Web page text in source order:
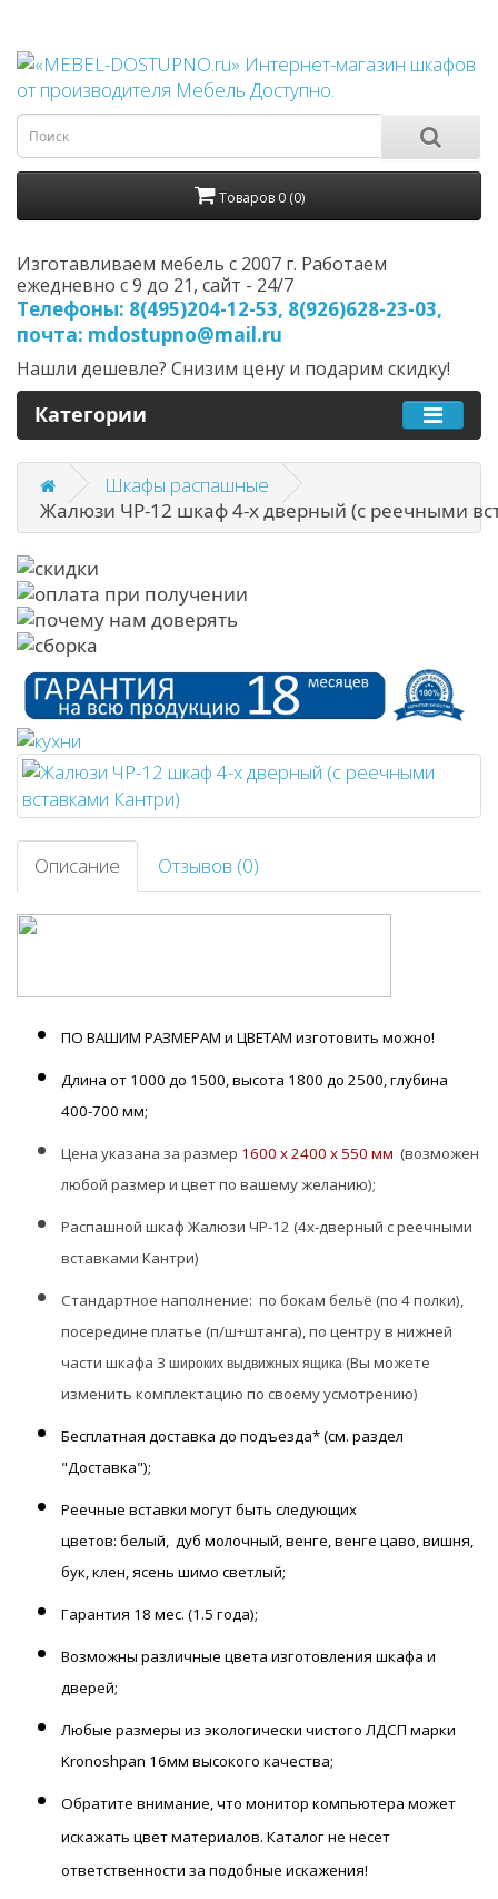
Товаров 0 (0)
Изготавливаем мебель с 2007 г. Работаем
ежедневно с 9 до 21, cайт - 24/7
Телефоны: 8(495)204-12-53, 8(926)628-23-03,
почта: mdostupno@mail.ru
Нашли дешевле? Снизим цену и подарим скидку!
Категории
Шкафы распашные
Жалюзи ЧР-12 шкаф 4-х дверный (с реечными
Описание Отзывов (0)
ПО ВАШИМ РАЗМЕРАМ и ЦВЕТАМ изготовить можно!
Длина от 1000 до 1500, высота 1800 до 2500, глубина
400-700 мм;
Цена указана за размер 1600 х 2400 х 550 мм (возможен
любой размер и цвет по вашему желанию);
Распашной шкаф Жалюзи ЧР-12 (4х-дверный с реечными
вставками Кантри)
Стандартное наполнение: по бокам бельё (по 4 полки),
посередине платье (п/ш+штанга), по центру в нижней
части шкафа 3 широких выдвижных ящика (Вы можете
изменить комплектацию по своему усмотрению)
Бесплатная доставка до подъезда* (см. раздел
"Доставка");
Реечные вставки могут быть следующих
цветов: белый, дуб молочный, венге, венге цаво, вишня,
бук, клен, ясень шимо светлый;
Гарантия 18 мес. (1.5 года);
Возможны различные цвета изготовления шкафа и
дверей;
Любые размеры из экологически чистого ЛДСП марки
Kronoshpan 16мм высокого качества;
Обратите внимание, что монитор компьютера может
искажать цвет материалов. Каталог не несет
ответственности за подобные искажения!